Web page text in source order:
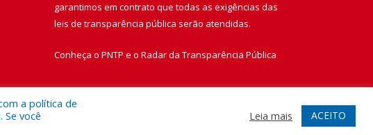
garantimos em contrato que todas as exigências das
leis de transparência pública serão atendidas.
Conheça o PNTP e o Radar da Transparência Pública
a política de
Se você
Leia mais ACEITO